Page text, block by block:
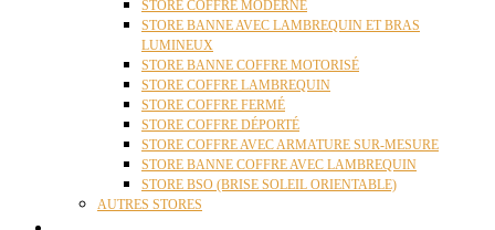
STORE COFFRE MODERNE
STORE BANNE AVEC LAMBREQUIN ET BRAS
LUMINEUX
STORE BANNE COFFRE MOTORISÉ
STORE COFFRE LAMBREQUIN
STORE COFFRE FERMÉ
STORE COFFRE DÉPORTÉ
STORE COFFRE AVEC ARMATURE SUR-MESURE
STORE BANNE COFFRE AVEC LAMBREQUIN
STORE BSO (BRISE SOLEIL ORIENTABLE)
AUTRES STORES